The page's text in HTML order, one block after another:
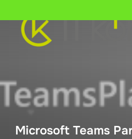
Inhalt
springen
Microsoft Teams